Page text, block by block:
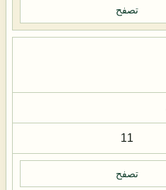
تصفح
11
تصفح